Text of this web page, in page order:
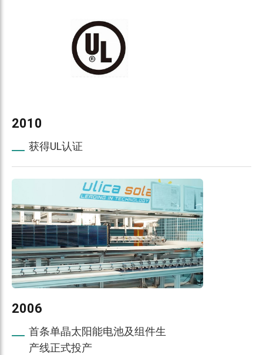
2010
获得UL认证
2006
首条单晶太阳能电池及组件生
产线正式投产